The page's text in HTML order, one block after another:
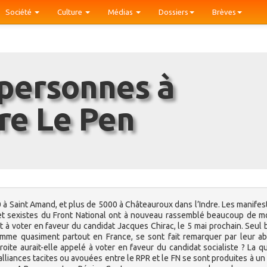
Société Culture Médias Dossiers Brèves
Le Pen
Saint Amand, et plus de 5000 à Châteauroux dans l’Indre. Les
du Front National ont à nouveau rassemblé beaucoup de
voter en faveur du candidat Jacques Chirac, le 5 mai prochain. Seul
quasiment partout en France, se sont fait remarquer par leur
aurait-elle appelé à voter en faveur du candidat socialiste ? La
tacites ou avouées entre le RPR et le FN se sont produites à un